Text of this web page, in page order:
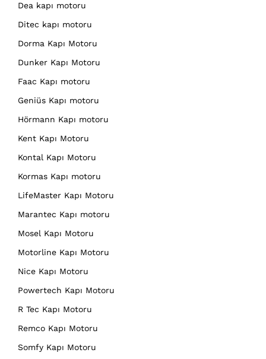
Dea kapı motoru
Ditec kapı motoru
Dorma Kapı Motoru
Dunker Kapı Motoru
Faac Kapı motoru
Geniüs Kapı motoru
Hörmann Kapı motoru
Kent Kapı Motoru
Kontal Kapı Motoru
Kormas Kapı motoru
LifeMaster Kapı Motoru
Marantec Kapı motoru
Mosel Kapı Motoru
Motorline Kapı Motoru
Nice Kapı Motoru
Powertech Kapı Motoru
R Tec Kapı Motoru
Remco Kapı Motoru
Somfy Kapı Motoru